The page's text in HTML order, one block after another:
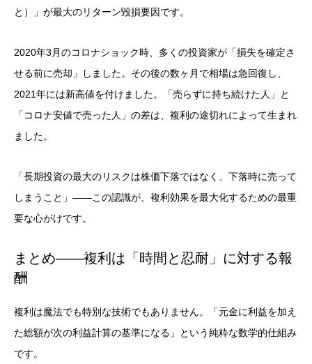
と）」が最大のリターン毀損要因です。
2020年3月のコロナショック時、多くの投資家が「損失を確定さ
せる前に売却」しました。その後の数ヶ月で相場は急回復し、
2021年には新高値を付けました。「売らずに持ち続けた人」と
「コロナ安値で売った人」の差は、複利の途切れによって生まれ
ました。
「長期投資の最大のリスクは株価下落ではなく、下落時に売って
しまうこと」——この認識が、複利効果を最大化するための最重
要な心がけです。
まとめ——複利は「時間と忍耐」に対する報
酬
複利は魔法でも特別な技術でもありません。「元金に利益を加え
た総額が次の利益計算の基準になる」という純粋な数学的仕組み
です。